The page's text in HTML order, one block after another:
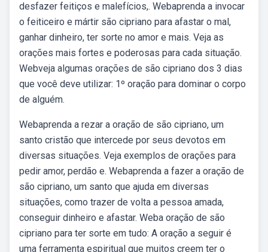
desfazer feitiços e malefícios,. Webaprenda a invocar
o feiticeiro e mártir são cipriano para afastar o mal,
ganhar dinheiro, ter sorte no amor e mais. Veja as
orações mais fortes e poderosas para cada situação.
Webveja algumas orações de são cipriano dos 3 dias
que você deve utilizar: 1º oração para dominar o corpo
de alguém.
Webaprenda a rezar a oração de são cipriano, um
santo cristão que intercede por seus devotos em
diversas situações. Veja exemplos de orações para
pedir amor, perdão e. Webaprenda a fazer a oração de
são cipriano, um santo que ajuda em diversas
situações, como trazer de volta a pessoa amada,
conseguir dinheiro e afastar. Weba oração de são
cipriano para ter sorte em tudo: A oração a seguir é
uma ferramenta espiritual que muitos creem ter o